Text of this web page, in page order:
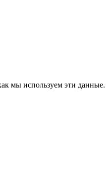
мы используем эти данные.